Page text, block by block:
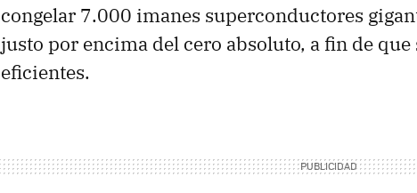
congelar 7.000 imanes superconductores
justo por encima del cero absoluto, a fin de
eficientes.